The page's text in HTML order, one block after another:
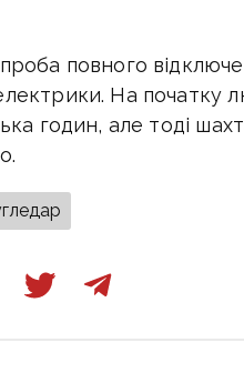
повного
На початку
годин, але тоді